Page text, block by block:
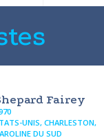
Fairey
UNIS, CHARLESTON,
DU SUD